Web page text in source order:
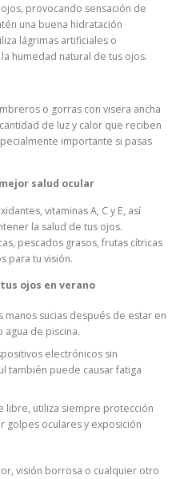
provocando sensación de
una buena hidratación
lágrimas artificiales o
humedad natural de tus ojos.
o gorras con visera ancha
de luz y calor que reciben
importante si pasas
salud ocular
vitaminas A, C y E, así
la salud de tus ojos.
pescados grasos, frutas cítricas
para tu visión.
ojos en verano
manos sucias después de estar en
agua de piscina.
electrónicos sin
también puede causar fatiga
libre, utiliza siempre protección
golpes oculares y exposición
visión borrosa o cualquier otro